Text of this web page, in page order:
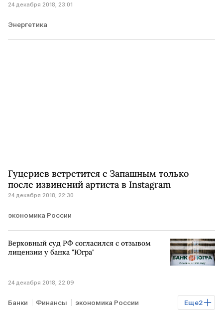
24 декабря 2018, 23:01
Энергетика
Гуцериев встретится с Запашным только
после извинений артиста в Instagram
24 декабря 2018, 22:30
экономика России
Верховный суд РФ согласился с отзывом
лицензии у банка "Югра"
24 декабря 2018, 22:09
Еще2
Банки Финансы экономика России